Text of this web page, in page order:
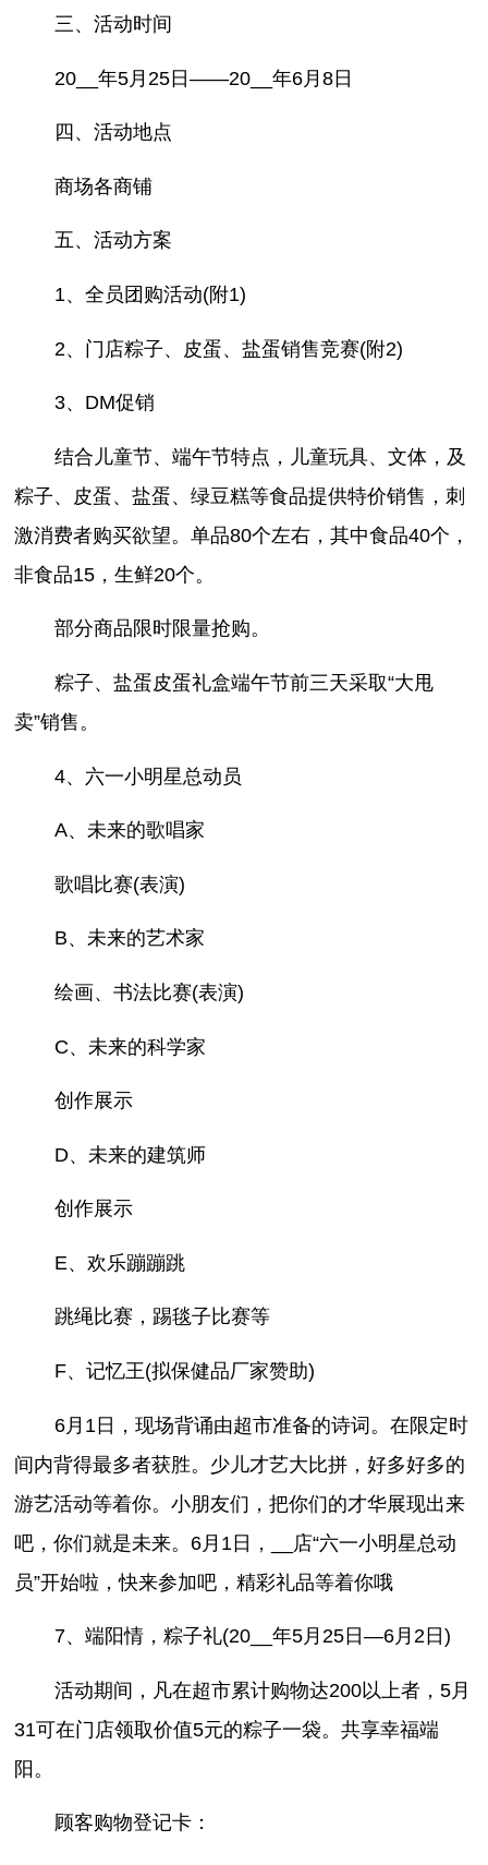
三、活动时间
20__年5月25日——20__年6月8日
四、活动地点
商场各商铺
五、活动方案
1、全员团购活动(附1)
2、门店粽子、皮蛋、盐蛋销售竞赛(附2)
3、DM促销
结合儿童节、端午节特点，儿童玩具、文体，及
粽子、皮蛋、盐蛋、绿豆糕等食品提供特价销售，刺
激消费者购买欲望。单品80个左右，其中食品40个，
非食品15，生鲜20个。
部分商品限时限量抢购。
粽子、盐蛋皮蛋礼盒端午节前三天采取“大甩
卖”销售。
4、六一小明星总动员
A、未来的歌唱家
歌唱比赛(表演)
B、未来的艺术家
绘画、书法比赛(表演)
C、未来的科学家
创作展示
D、未来的建筑师
创作展示
E、欢乐蹦蹦跳
跳绳比赛，踢毯子比赛等
F、记忆王(拟保健品厂家赞助)
6月1日，现场背诵由超市准备的诗词。在限定时
间内背得最多者获胜。少儿才艺大比拼，好多好多的
游艺活动等着你。小朋友们，把你们的才华展现出来
吧，你们就是未来。6月1日，__店“六一小明星总动
员”开始啦，快来参加吧，精彩礼品等着你哦
7、端阳情，粽子礼(20__年5月25日—6月2日)
活动期间，凡在超市累计购物达200以上者，5月
31可在门店领取价值5元的粽子一袋。共享幸福端
阳。
顾客购物登记卡：